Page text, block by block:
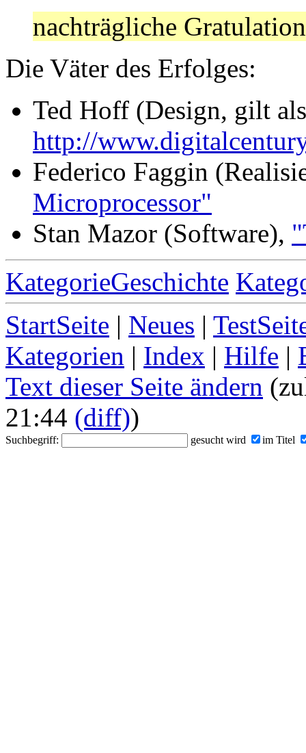
nachträgliche
Die Väter des Erfolges:
Ted Hoff (Design, gilt
http://
Federico Faggin
Microprocessor"
Stan Mazor (Software),
KategorieGeschichte
StartSeite | Neues |
Kategorien | Index | Hilfe |
Text dieser Seite ändern
21:44 (diff))
Suchbegriff: gesucht wird im Titel